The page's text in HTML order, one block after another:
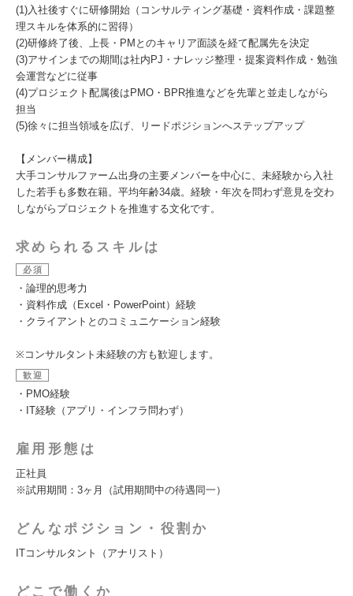
(1)入社後すぐに研修開始（コンサルティング基礎・資料作成・課題整
理スキルを体系的に習得）
(2)研修終了後、上長・PMとのキャリア面談を経て配属先を決定
(3)アサインまでの期間は社内PJ・ナレッジ整理・提案資料作成・勉強
会運営などに従事
(4)プロジェクト配属後はPMO・BPR推進などを先輩と並走しながら
担当
(5)徐々に担当領域を広げ、リードポジションへステップアップ
【メンバー構成】
大手コンサルファーム出身の主要メンバーを中心に、未経験から入社
した若手も多数在籍。平均年齢34歳。経験・年次を問わず意見を交わ
しながらプロジェクトを推進する文化です。
求められるスキルは
必須
・論理的思考力
・資料作成（Excel・PowerPoint）経験
・クライアントとのコミュニケーション経験
※コンサルタント未経験の方も歓迎します。
歓迎
・PMO経験
・IT経験（アプリ・インフラ問わず）
雇用形態は
正社員
※試用期間：3ヶ月（試用期間中の待遇同一）
どんなポジション・役割か
ITコンサルタント（アナリスト）
どこで働くか